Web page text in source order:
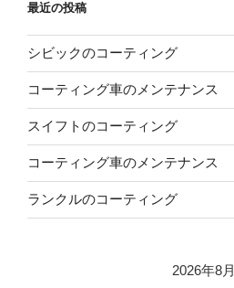
最近の投稿
シビックのコーティング
コーティング車のメンテナンス
スイフトのコーティング
コーティング車のメンテナンス
ランクルのコーティング
2026年8月